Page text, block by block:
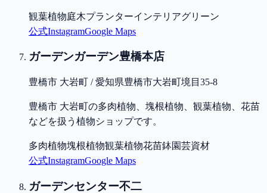
観葉植物庭木プランターインテリアグリーン
公式InstagramGoogle Maps
ガーデンガーデン豊橋本店
豊橋市 大岩町 / 愛知県豊橋市大岩町境目35-8
豊橋市 大岩町の多肉植物、塊根植物、観葉植物、花苗
などを扱う植物ショップです。
多肉植物塊根植物観葉植物花苗鉢園芸資材
公式InstagramGoogle Maps
ガーデンセンター不二